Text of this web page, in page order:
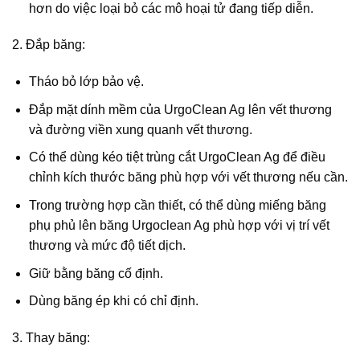
hơn do việc loại bỏ các mô hoại tử đang tiếp diễn.
2. Đắp băng:
Tháo bỏ lớp bảo vệ.
Đắp mặt dính mềm của UrgoClean Ag lên vết thương
và đường viền xung quanh vết thương.
Có thể dùng kéo tiệt trùng cắt UrgoClean Ag để điều
chỉnh kích thước băng phù hợp với vết thương nếu cần.
Trong trường hợp cần thiết, có thể dùng miếng băng
phụ phủ lên băng Urgoclean Ag phù hợp với vị trí vết
thương và mức độ tiết dịch.
Giữ bằng băng cố định.
Dùng băng ép khi có chỉ định.
3. Thay băng: